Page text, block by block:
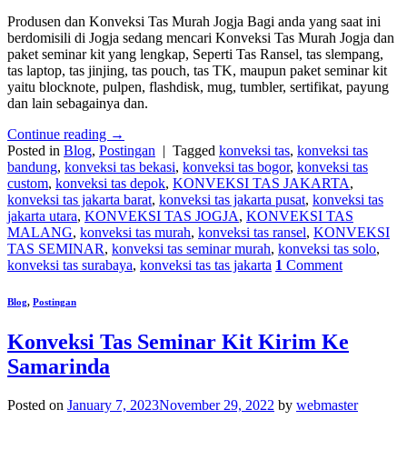
Produsen dan Konveksi Tas Murah Jogja Bagi anda yang saat ini
berdomisili di Jogja sedang mencari Konveksi Tas Murah Jogja dan
paket seminar kit yang lengkap, Seperti Tas Ransel, tas slempang,
tas laptop, tas jinjing, tas pouch, tas TK, maupun paket seminar kit
yaitu blocknote, pulpen, flashdisk, mug, tumbler, sertifikat, payung
dan lain sebagainya dan.
Continue reading →
Posted in Blog, Postingan | Tagged konveksi tas, konveksi tas
bandung, konveksi tas bekasi, konveksi tas bogor, konveksi tas
custom, konveksi tas depok, KONVEKSI TAS JAKARTA,
konveksi tas jakarta barat, konveksi tas jakarta pusat, konveksi tas
jakarta utara, KONVEKSI TAS JOGJA, KONVEKSI TAS
MALANG, konveksi tas murah, konveksi tas ransel, KONVEKSI
TAS SEMINAR, konveksi tas seminar murah, konveksi tas solo,
konveksi tas surabaya, konveksi tas tas jakarta 1 Comment
Blog, Postingan
Konveksi Tas Seminar Kit Kirim Ke
Samarinda
Posted on January 7, 2023November 29, 2022 by webmaster